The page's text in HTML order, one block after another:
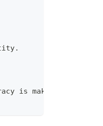
is making decisions